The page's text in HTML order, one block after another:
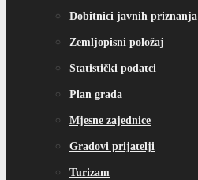
Dobitnici javnih priznanja
Zemljopisni položaj
Statistički podatci
Plan grada
Mjesne zajednice
Gradovi prijatelji
Turizam